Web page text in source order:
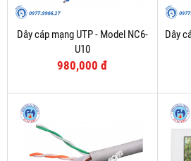
Dây cáp mạng UTP - Model NC6-
U10
980,000 đ
Dây